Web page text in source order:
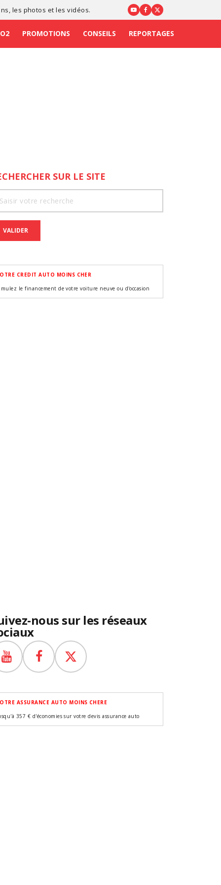
, les photos et les vidéos.
PROMOTIONS CONSEILS REPORTAGES
SUR LE SITE
VALIDER
CREDIT AUTO MOINS CHER
le financement de votre voiture neuve ou d'occasion
nous sur les réseaux
ASSURANCE AUTO MOINS CHERE
357 € d'économies sur votre devis assurance auto